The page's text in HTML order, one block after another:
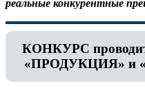
реальные конкурентные
КОНКУРС
«ПРОДУКЦИЯ» и